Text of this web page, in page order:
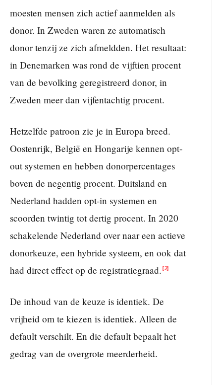
moesten mensen zich actief aanmelden als
donor. In Zweden waren ze automatisch
donor tenzij ze zich afmeldden. Het resultaat:
in Denemarken was rond de vijftien procent
van de bevolking geregistreerd donor, in
Zweden meer dan vijfentachtig procent.
Hetzelfde patroon zie je in Europa breed.
Oostenrijk, België en Hongarije kennen opt-
out systemen en hebben donorpercentages
boven de negentig procent. Duitsland en
Nederland hadden opt-in systemen en
scoorden twintig tot dertig procent. In 2020
schakelende Nederland over naar een actieve
donorkeuze, een hybride systeem, en ook dat
had direct effect op de registratiegraad. [2]
De inhoud van de keuze is identiek. De
vrijheid om te kiezen is identiek. Alleen de
default verschilt. En die default bepaalt het
gedrag van de overgrote meerderheid.